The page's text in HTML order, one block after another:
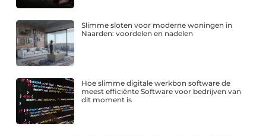
Slimme sloten voor moderne woningen in
Naarden: voordelen en nadelen
Hoe slimme digitale werkbon software de
meest efficiënte Software voor bedrijven van
dit moment is